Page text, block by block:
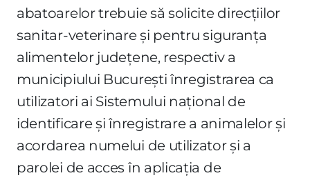
abatoarelor trebuie să solicite direcţiilor
sanitar-veterinare şi pentru siguranţa
alimentelor judeţene, respectiv a
municipiului Bucureşti înregistrarea ca
utilizatori ai Sistemului naţional de
identificare şi înregistrare a animalelor şi
acordarea numelui de utilizator şi a
parolei de acces în aplicaţia de